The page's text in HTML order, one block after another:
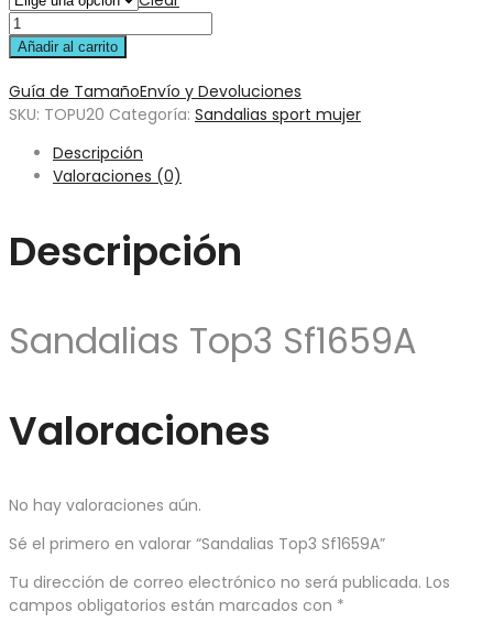
Añadir al carrito
Guía de TamañoEnvío y Devoluciones
SKU: TOPU20 Categoría: Sandalias sport mujer
Descripción
Valoraciones (0)
Descripción
Sandalias Top3 Sf1659A
Valoraciones
No hay valoraciones aún.
Sé el primero en valorar “Sandalias Top3 Sf1659A”
Tu dirección de correo electrónico no será publicada. Los
campos obligatorios están marcados con *